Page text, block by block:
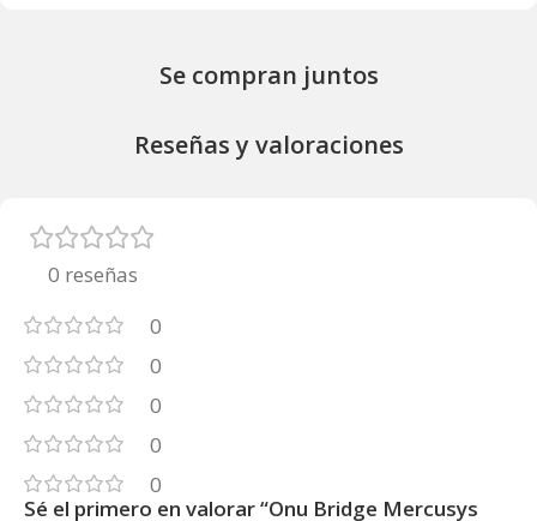
Se compran juntos
Reseñas y valoraciones
0 reseñas
0
0
0
0
0
Sé el primero en valorar “Onu Bridge Mercusys